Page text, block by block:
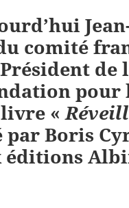
comité
pour
«
par Boris